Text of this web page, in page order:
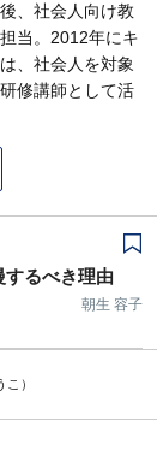
、社会人向け教
当。2012年にキ
、社会人を対象
修講師として活
するべき理由
朝生 容子
）